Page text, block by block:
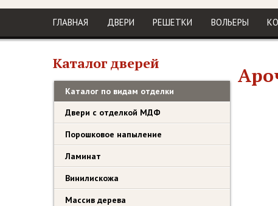
ГЛАВНАЯ ДВЕРИ РЕШЕТКИ ВОЛЬЕРЫ
Каталог дверей
Каталог по видам отделки
Двери с отделкой МДФ
Порошковое напыление
Ламинат
Винилискожа
Массив дерева